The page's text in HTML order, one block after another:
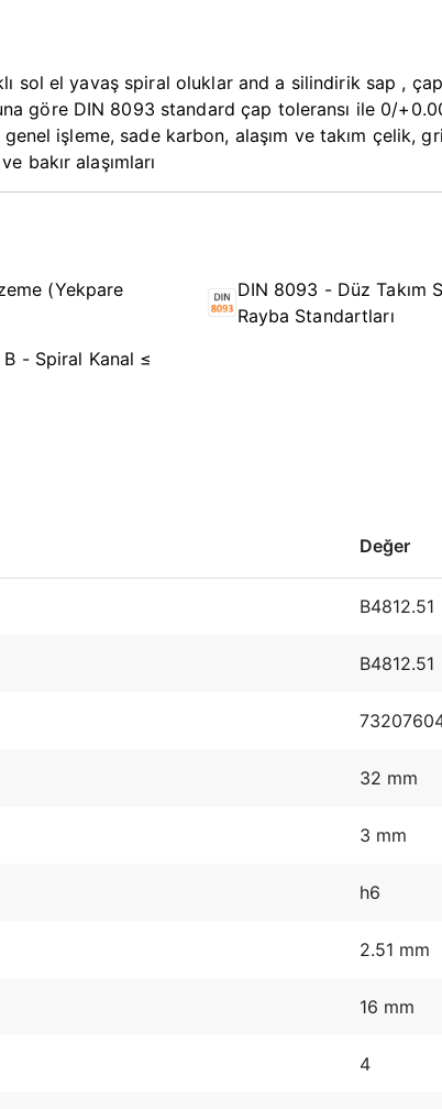
sol el yavaş spiral oluklar and a silindirik sap ,
göre DIN 8093 standard çap toleransı ile 0/
işleme, sade karbon, alaşım ve takım çelik,
bakır alaşımları
(Yekpare
DIN 8093 - Düz Takım
Rayba Standartları
B - Spiral Kanal ≤
Değer
B4812.51
B4812.51
32 mm
3 mm
h6
2.51 mm
16 mm
4